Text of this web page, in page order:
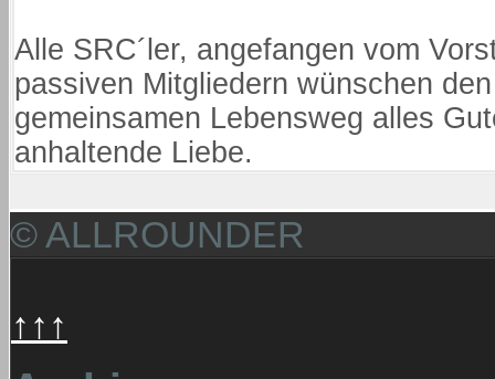
Alle SRC´ler, angefangen vom
passiven Mitgliedern wünschen
gemeinsamen Lebensweg alles
anhaltende Liebe.
© ALLROUNDER
↑↑↑